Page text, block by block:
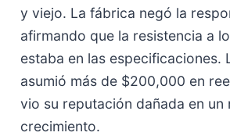
y viejo. La fábrica negó la
afirmando que la resistencia a
estaba en las especificaciones.
asumió más de $200,000 en
vio su reputación dañada en un
crecimiento.